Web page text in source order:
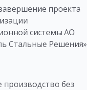
проекта
системы АО
Стальные Решения»
без